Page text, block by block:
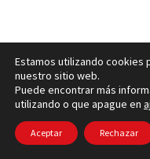
Estamos utilizando cookies
nuestro sitio web.
Puede encontrar más
utilizando o que apague en
Aceptar Rechazar